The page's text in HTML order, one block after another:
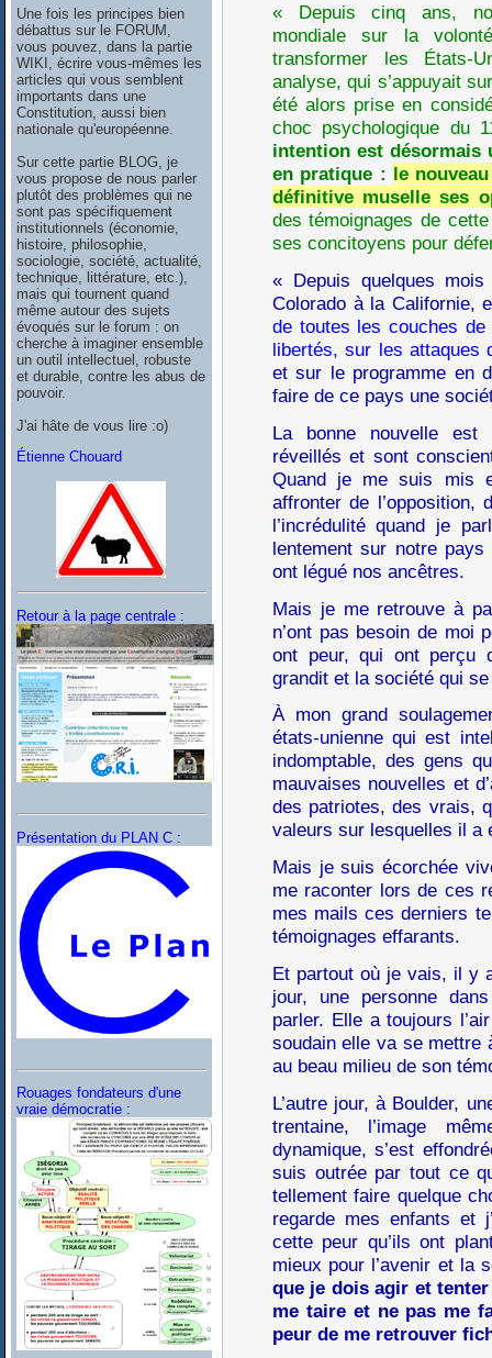
Une fois les principes bien
débattus sur le FORUM,
vous pouvez, dans la partie
WIKI, écrire vous-mêmes les
articles qui vous semblent
importants dans une
Constitution, aussi bien
nationale qu'européenne.
Sur cette partie BLOG, je
vous propose de nous parler
plutôt des problèmes qui ne
sont pas spécifiquement
institutionnels (économie,
histoire, philosophie,
sociologie, société, actualité,
technique, littérature, etc.),
mais qui tournent quand
même autour des sujets
évoqués sur le forum : on
cherche à imaginer ensemble
un outil intellectuel, robuste
et durable, contre les abus de
pouvoir.
J'ai hâte de vous lire :o)
Étienne Chouard
Retour à la page centrale :
Présentation du PLAN C :
Rouages fondateurs d'une
vraie démocratie :
« Depuis cinq ans,
mondiale sur la
transformer les États-
analyse, qui s’appuyait
été alors prise en
choc psychologique du
intention est désormais
en pratique : le
définitive muselle ses
des témoignages de
ses concitoyens pour
« Depuis quelques
Colorado à la Californie,
de toutes les couches
libertés, sur les attaques
et sur le programme en
faire de ce pays une
La bonne nouvelle
réveillés et sont
Quand je me suis mis
affronter de
l’incrédulité quand je
lentement sur notre
ont légué nos ancêtres.
Mais je me retrouve à
n’ont pas besoin de moi
ont peur, qui ont perçu
grandit et la société qui
À mon grand
états-unienne qui est
indomptable, des gens
mauvaises nouvelles et
des patriotes, des vrais,
valeurs sur lesquelles il a
Mais je suis écorchée
me raconter lors de ces
mes mails ces derniers
témoignages effarants.
Et partout où je vais, il y
jour, une personne
parler. Elle a toujours
soudain elle va se mettre
au beau milieu de son
L’autre jour, à Boulder,
trentaine, l’image
dynamique, s’est
suis outrée par tout ce
tellement faire quelque
regarde mes enfants et
cette peur qu’ils ont
mieux pour l’avenir et la
que je dois agir et
me taire et ne pas me
peur de me retrouver